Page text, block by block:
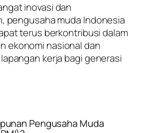
inovasi dan
pengusaha muda Indonesia
terus berkontribusi dalam
ekonomi nasional dan
kerja bagi generasi
Pengusaha Muda